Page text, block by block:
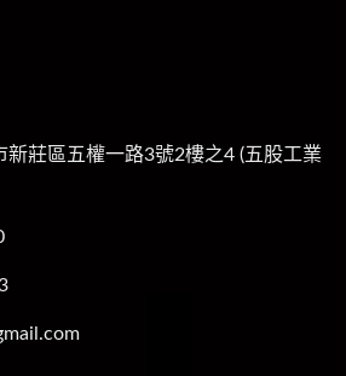
新莊區五權一路3號2樓之4 (五股工業